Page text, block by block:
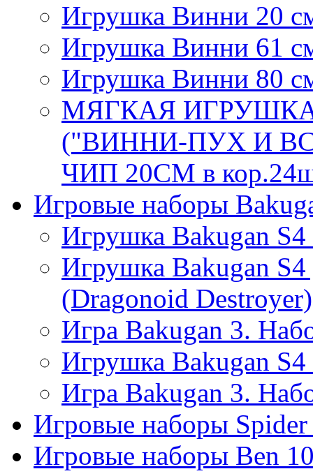
Игрушка Винни 20
Игрушка Винни 61
Игрушка Винни 80
МЯГКАЯ
("ВИННИ-ПУХ И
ЧИП 20СМ в
Игровые наборы
Игрушка Bakugan S4
Игрушка Bakugan
(Dragonoid Destroyer)
Игра Bakugan 3.
Игрушка Bakugan
Игра Bakugan 3.
Игровые наборы
Игровые наборы Ben